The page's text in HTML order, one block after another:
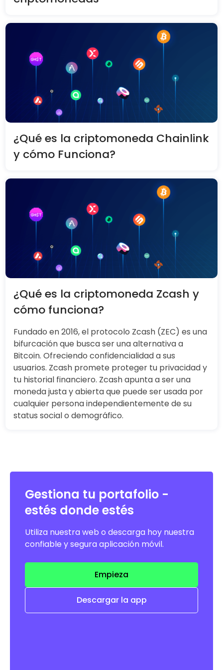
¿Qué es la criptomoneda Chainlink
y cómo Funciona?
¿Qué es la criptomoneda Zcash y
cómo funciona?
Fundado en 2016, el protocolo Zcash (ZEC) es una
bifurcación que busca ser una alternativa a
Bitcoin. Ofreciendo confidencialidad a sus
usuarios. Zcash promete proteger tu privacidad y
tu historial financiero. Zcash apunta a ser una
moneda justa y abierta que puede ser usada por
cualquier persona independientemente de su
status social o demográfico.
Gestiona tu portafolio -
estés donde estés
Utiliza nuestra web o descarga hoy nuestra
confiable y segura aplicación móvil.
Empieza
Descargar la app